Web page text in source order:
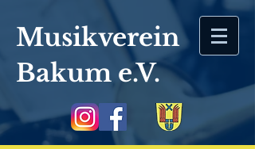
Musikverein
Bakum e.V.